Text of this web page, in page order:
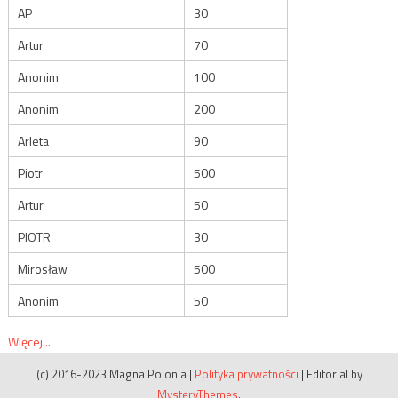
AP
30
Artur
70
Anonim
100
Anonim
200
Arleta
90
Piotr
500
Artur
50
PIOTR
30
Mirosław
500
Anonim
50
Więcej...
(c) 2016-2023 Magna Polonia | Polityka prywatności | Editorial by
MysteryThemes.